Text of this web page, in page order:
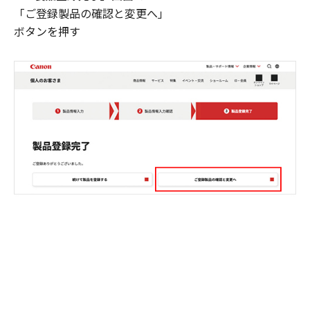
「ご登録製品の確認と変更へ」
ボタンを押す